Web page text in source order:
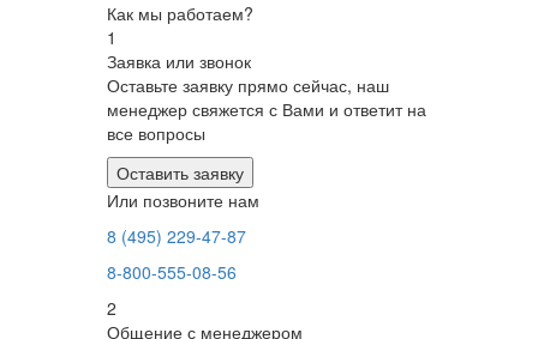
Как мы работаем?
1
Заявка или звонок
Оставьте заявку прямо сейчас, наш
менеджер свяжется с Вами и ответит на
все вопросы
Оставить заявку
Или позвоните нам
8 (495) 229-47-87
8-800-555-08-56
2
Общение с менеджером